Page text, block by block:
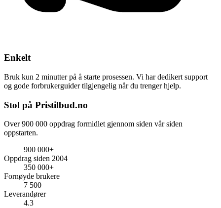
Enkelt
Bruk kun 2 minutter på å starte prosessen. Vi har dedikert support
og gode forbrukerguider tilgjengelig når du trenger hjelp.
Stol på Pristilbud.no
Over 900 000 oppdrag formidlet gjennom siden vår siden
oppstarten.
900 000+
Oppdrag siden 2004
350 000+
Fornøyde brukere
7 500
Leverandører
4.3